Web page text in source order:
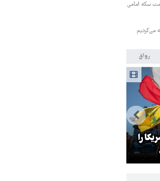
پنجشنبه ۱۵ مرداد ۱۴۰۵/ قیمت سکه امامی
می‌کردیم
رواق
را